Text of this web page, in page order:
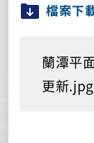
檔案下
蘭潭平
更新